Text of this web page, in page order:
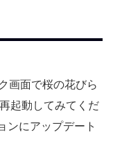
画面で桜の花びら
起動してみてくだ
ンにアップデート